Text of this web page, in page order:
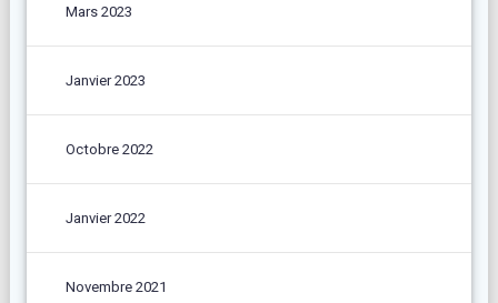
Mars 2023
Janvier 2023
Octobre 2022
Janvier 2022
Novembre 2021